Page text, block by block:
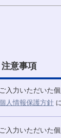
注意事項
ご入力いただいた
人情報保護方針
ご入力いただいた